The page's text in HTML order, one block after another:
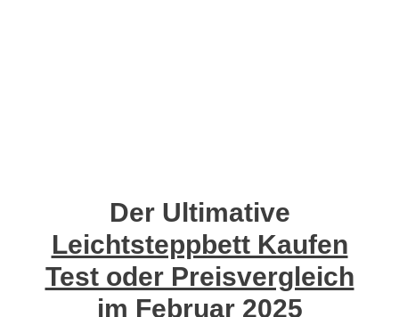
Der Ultimative
Leichtsteppbett Kaufen
Test oder Preisvergleich
im Februar 2025